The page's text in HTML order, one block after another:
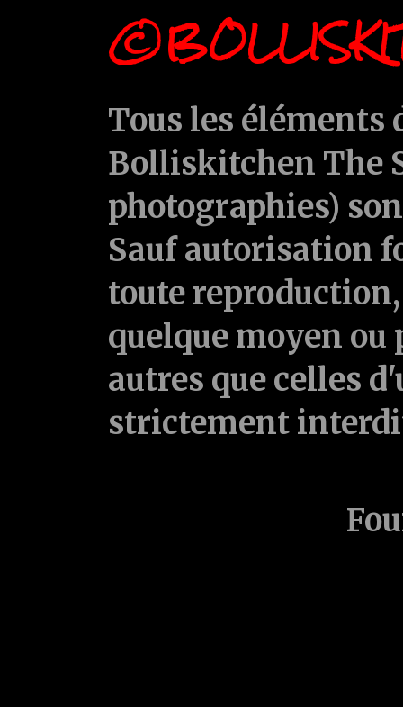
Tous les
Bolliskitchen The
photographies)
Sauf autorisation
toute
quelque moyen ou
autres que celles
strictement